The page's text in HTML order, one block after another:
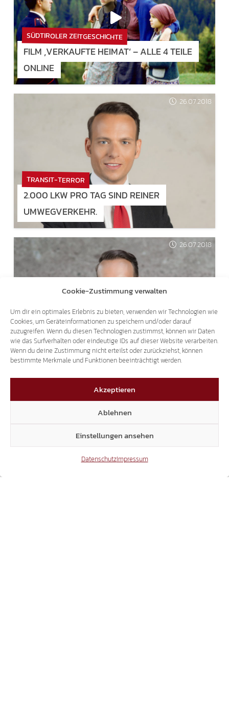
Cookie-Zustimmung verwalten
Um dir ein optimales Erlebnis zu bieten, verwenden wir Technologien wie
Cookies, um Geräteinformationen zu speichern und/oder darauf
zuzugreifen. Wenn du diesen Technologien zustimmst, können wir Daten
wie das Surfverhalten oder eindeutige IDs auf dieser Website verarbeiten.
Wenn du deine Zustimmung nicht erteilst oder zurückziehst, können
bestimmte Merkmale und Funktionen beeinträchtigt werden.
Akzeptieren
Ablehnen
Einstellungen ansehen
DatenschutzImpressum
SÜDTIROLER ZEITGESCHICHTE
FILM ‚VERKAUFTE HEIMAT‘ – ALLE 4 TEILE
ONLINE
26.07.2018
TRANSIT-TERROR
2.000 LKW PRO TAG SIND REINER
UMWEGVERKEHR.
26.07.2018
THEMA DOPPELPASS
SVEN KNOLL BEI RAI3 – "AGORÀ ESTATE"